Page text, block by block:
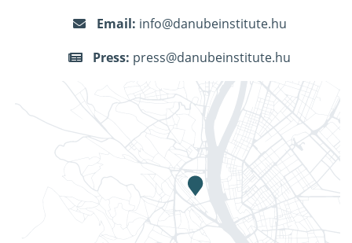
Email: info@danubeinstitute.hu
Press: press@danubeinstitute.hu